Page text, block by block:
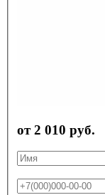
от 2 010 руб.